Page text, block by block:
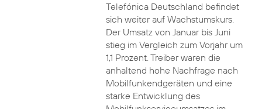
Telefónica Deutschland befindet
sich weiter auf Wachstumskurs.
Der Umsatz von Januar bis Juni
stieg im Vergleich zum Vorjahr um
1,1 Prozent. Treiber waren die
anhaltend hohe Nachfrage nach
Mobilfunkendgeräten und eine
starke Entwicklung des